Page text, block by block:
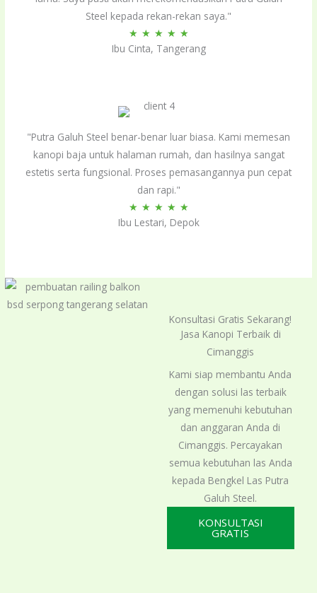
Steel kepada rekan-rekan saya."
★ ★ ★ ★ ★Rated
5
Ibu Cinta, Tangerang
"Putra Galuh Steel benar-benar luar biasa. Kami memesan
kanopi baja untuk halaman rumah, dan hasilnya sangat
estetis serta fungsional. Proses pemasangannya pun cepat
dan rapi."
★ ★ ★ ★ ★Rated
5
5
Ibu Lestari, Depok
Konsultasi Gratis Sekarang!
Jasa Kanopi Terbaik di
Cimanggis
Kami siap membantu Anda
dengan solusi las terbaik
yang memenuhi kebutuhan
dan anggaran Anda di
Cimanggis. Percayakan
semua kebutuhan las Anda
kepada Bengkel Las Putra
Galuh Steel.
KONSULTASI
GRATIS